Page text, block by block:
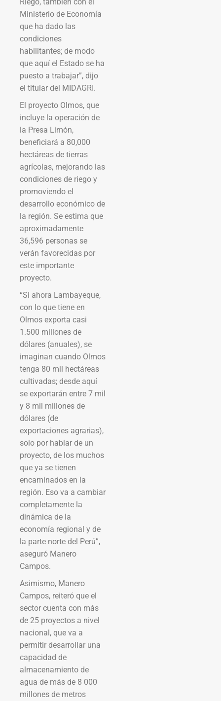
Ministerio de Economía
que ha dado las
condiciones
habilitantes; de modo
que aquí el Estado se ha
puesto a trabajar”, dijo
el titular del MIDAGRI.
El proyecto Olmos, que
incluye la operación de
la Presa Limón,
beneficiará a 80,000
hectáreas de tierras
agrícolas, mejorando las
condiciones de riego y
promoviendo el
desarrollo económico de
la región. Se estima que
aproximadamente
36,596 personas se
verán favorecidas por
este importante
proyecto.
“Si ahora Lambayeque,
con lo que tiene en
Olmos exporta casi
1.500 millones de
dólares (anuales), se
imaginan cuando Olmos
tenga 80 mil hectáreas
cultivadas; desde aquí
se exportarán entre 7 mil
y 8 mil millones de
dólares (de
exportaciones agrarias),
solo por hablar de un
proyecto, de los muchos
que ya se tienen
encaminados en la
región. Eso va a cambiar
completamente la
dinámica de la
economía regional y de
la parte norte del Perú”,
aseguró Manero
Campos.
Asimismo, Manero
Campos, reiteró que el
sector cuenta con más
de 25 proyectos a nivel
nacional, que va a
permitir desarrollar una
capacidad de
almacenamiento de
agua de más de 8 000
millones de metros